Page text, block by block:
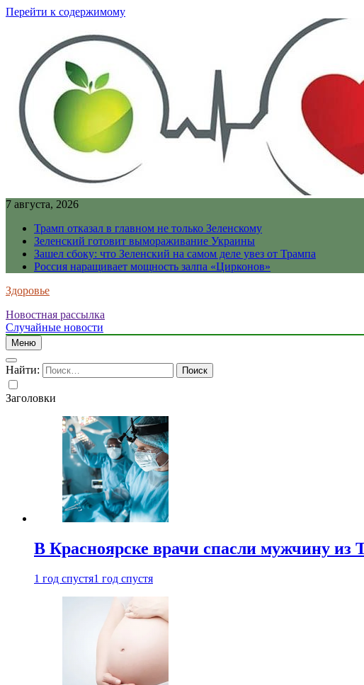
Перейти к содержимому
7 августа, 2026
Трамп отказал в главном не только Зеленскому
Зеленский готовит вымораживание Украины
Зашел сбоку: что Зеленский на самом деле увез от Трампа
Россия наращивает мощность залпа «Цирконов»
Здоровье
Новостная рассылка
Случайные новости
Меню
Найти:
Заголовки
В Красноярске врачи спасли мужчину
1 год спустя1 год спустя